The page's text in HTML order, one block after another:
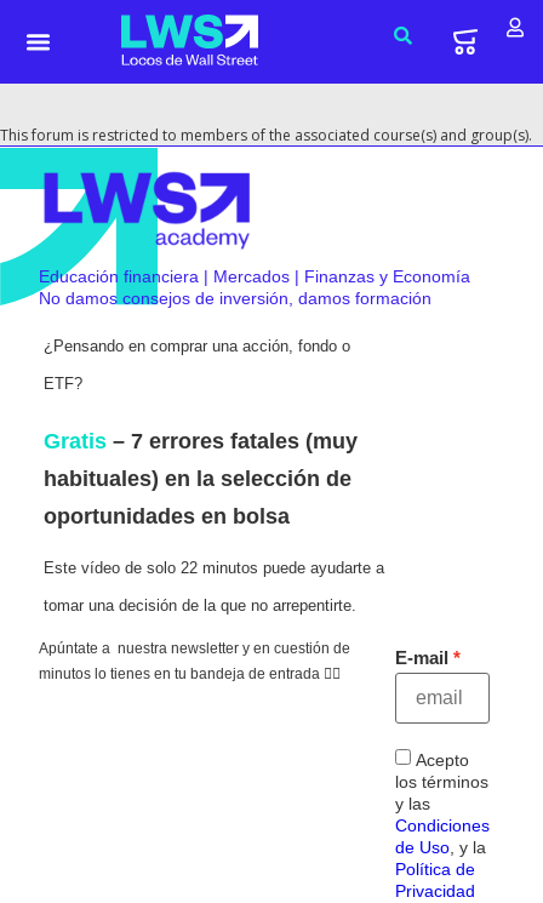
This forum is restricted to members of the associated course(s) and group(s).
Educación financiera | Mercados | Finanzas y Economía
No damos consejos de inversión, damos formación
¿Pensando en comprar una acción, fondo o
ETF?
Gratis – 7 errores fatales (muy
habituales) en la selección de
oportunidades en bolsa
Este vídeo de solo 22 minutos puede ayudarte a
tomar una decisión de la que no arrepentirte.
Apúntate a nuestra newsletter y en cuestión de
minutos lo tienes en tu bandeja de entrada 👇🏻
E-mail
Acepto
los términos
y las
Condiciones
de Uso, y la
Política de
Privacidad